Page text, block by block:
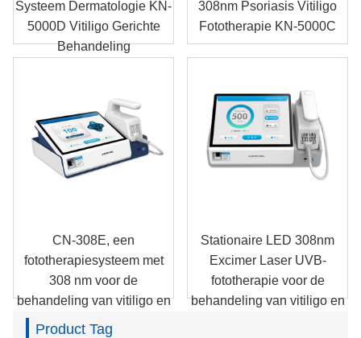
Systeem Dermatologie KN-
5000D Vitiligo Gerichte
Behandeling
308nm Psoriasis Vitiligo
Fototherapie KN-5000C
CN-308E, een
fototherapiesysteem met
308 nm voor de
behandeling van vitiligo en
Stationaire LED 308nm
Excimer Laser UVB-
fototherapie voor de
behandeling van vitiligo en
Product Tag